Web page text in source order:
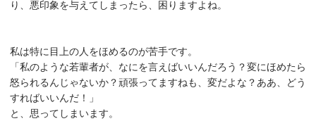
り、悪印象を与えてしまったら、困りますよね。
私は特に目上の人をほめるのが苦手です。
「私のような若輩者が、なにを言えばいいんだろう？変にほめたら
怒られるんじゃないか？頑張ってますねも、変だよな？ああ、どう
すればいいんだ！」
と、思ってしまいます。